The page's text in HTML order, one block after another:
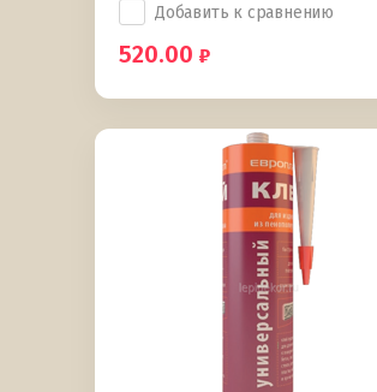
Добавить к сравнению
520.00